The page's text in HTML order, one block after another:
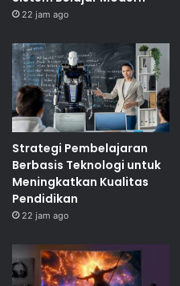
22 jam ago
Strategi Pembelajaran
Berbasis Teknologi untuk
Meningkatkan Kualitas
Pendidikan
22 jam ago